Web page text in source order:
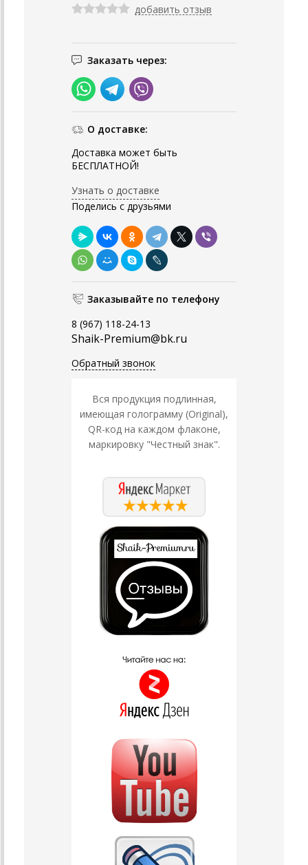
добавить отзыв
Заказать через:
О доставке:
Доставка может быть
БЕСПЛАТНОЙ!
Узнать о доставке
Поделись с друзьями
Заказывайте по телефону
8 (967) 118-24-13
Shaik-Premium@bk.ru
Обратный звонок
Вся продукция подлинная,
имеющая голограмму (Original),
QR-код на каждом флаконе,
маркировку "Честный знак".